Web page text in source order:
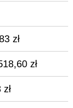
zł
zł